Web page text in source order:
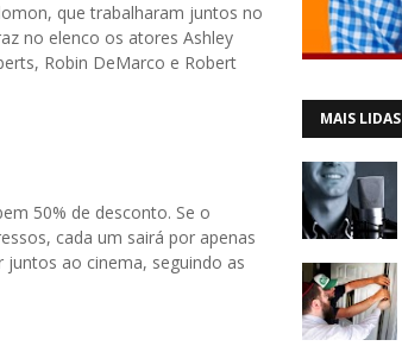
que trabalharam juntos no
no elenco os atores Ashley
Robin DeMarco e Robert
50% de desconto. Se o
cada um sairá por apenas
juntos ao cinema, seguindo as
MAIS LIDAS